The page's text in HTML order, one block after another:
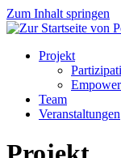
Zum Inhalt springen
Projekt
Team
Veranstaltungen